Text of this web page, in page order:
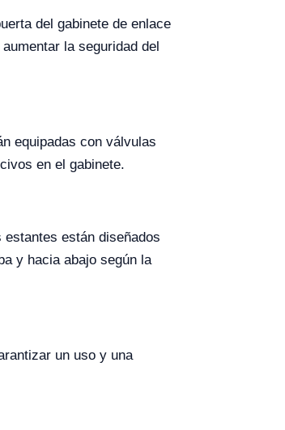
del gabinete de enlace
la seguridad del
equipadas con válvulas
en el gabinete.
están diseñados
y hacia abajo según la
un uso y una